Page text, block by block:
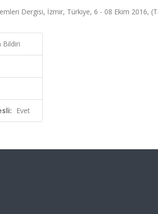
Dergisi, İzmir, Türkiye, 6 - 08 Ekim 2016,
Bildiri
Evet